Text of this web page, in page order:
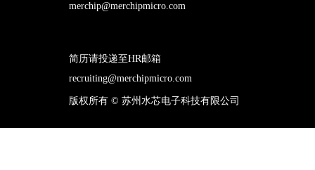
merchip@merchipmicro.com
版权所有 © 苏州水芯电子科技有限公司
简历请投递至HR邮箱
recruiting@merchipmicro.com